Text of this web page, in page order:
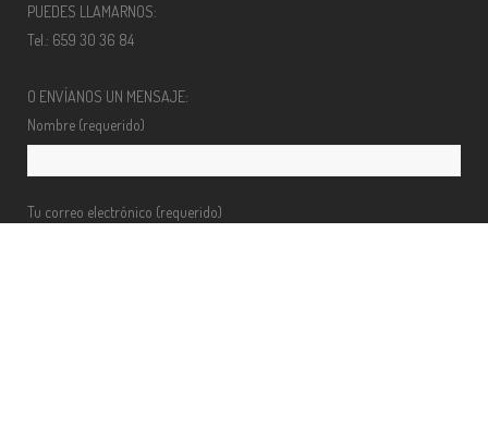
PUEDES LLAMARNOS:
Tel.: 659 30 36 84
O ENVÍANOS UN MENSAJE:
Nombre (requerido)
Tu correo electrónico (requerido)